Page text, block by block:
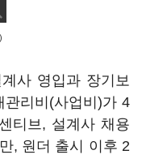
사 영입과 장기보
리비(사업비)가 4
티브, 설계사 채용
, 원더 출시 이후 2